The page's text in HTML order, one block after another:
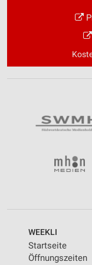
WEEKLI
Startseite
Öffnungszeiten